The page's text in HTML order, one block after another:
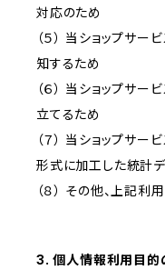
対応のため
（５） 当ショップサ
知するため
（６） 当ショップサ
立てるため
（７） 当ショップサ
形式に加工した統計
（８） その他、上記
3. 個人情報利用目的